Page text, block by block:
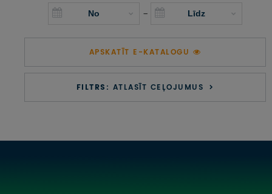
UZŅEMOŠAIS TŪRISMS
IMPRO KONKURSI
PIRMSLĪGUMA INFORMĀCIJA, KLIENTA LĪGUMS,
CEĻOJUMU APDROŠINĀŠANA
-
APSKATĪT E-KATALOGU
FILTRS: ATLASĪT CEĻOJUMUS